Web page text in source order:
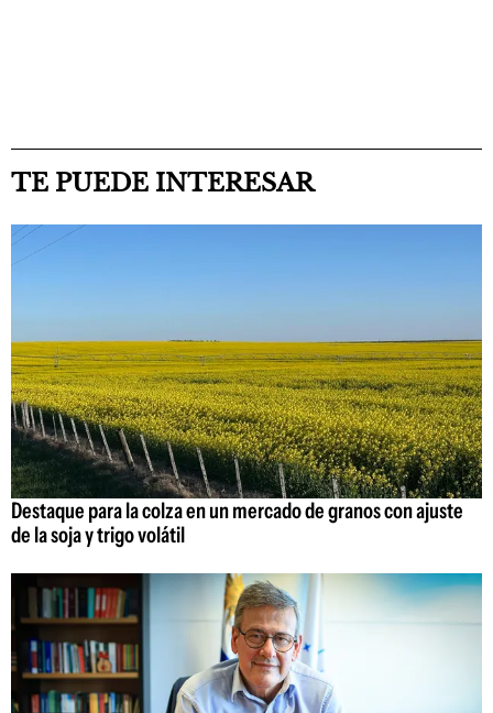
TE PUEDE INTERESAR
Destaque para la colza en un mercado de granos con ajuste
de la soja y trigo volátil